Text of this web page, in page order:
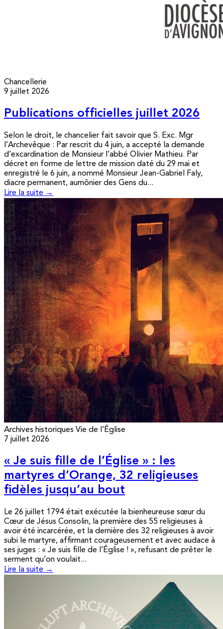
Chancellerie
9 juillet 2026
Publications officielles juillet 2026
Selon le droit, le chancelier fait savoir que S. Exc. Mgr
l’Archevêque : Par rescrit du 4 juin, a accepté la demande
d’excardination de Monsieur l’abbé Olivier Mathieu. Par
décret en forme de lettre de mission daté du 29 mai et
enregistré le 6 juin, a nommé Monsieur Jean-Gabriel Faly,
diacre permanent, aumônier des Gens du...
Lire la suite →
Archives historiques Vie de l’Église
7 juillet 2026
« Je suis fille de l’Église » : les
martyres d’Orange, 32 religieuses
fidèles jusqu’au bout
Le 26 juillet 1794 était exécutée la bienheureuse sœur du
Cœur de Jésus Consolin, la première des 55 religieuses à
avoir été incarcérée, et la dernière des 32 religieuses à avoir
subi le martyre, affirmant courageusement et avec audace à
ses juges : « Je suis fille de l’Église ! », refusant de prêter le
serment qu’on voulait...
Lire la suite →